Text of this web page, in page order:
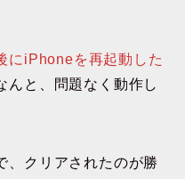
にiPhoneを再起動した
んと、問題なく動作し
、クリアされたのが勝